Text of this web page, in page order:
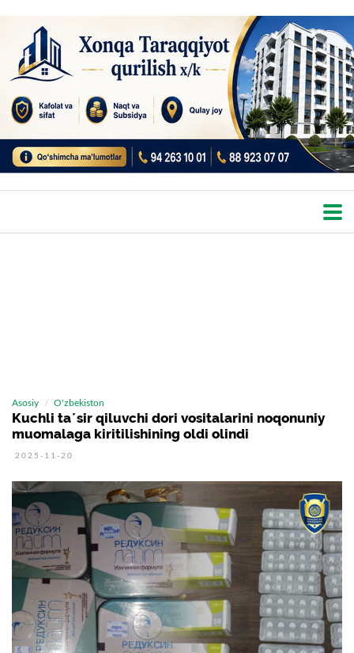
Asosiy O'zbekiston
Kuchli taʼsir qiluvchi dori vositalarini noqonuniy
muomalaga kiritilishining oldi olindi
2025-11-20